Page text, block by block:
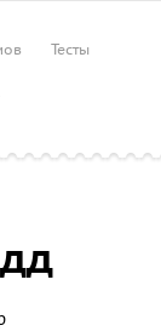
Тесты